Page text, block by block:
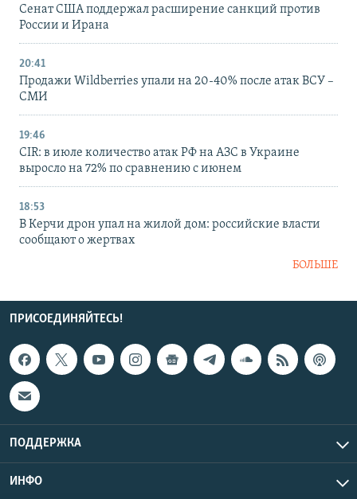
Сенат США поддержал расширение санкций против
России и Ирана
20:41
Продажи Wildberries упали на 20-40% после атак ВСУ –
СМИ
19:46
CIR: в июле количество атак РФ на АЗС в Украине
выросло на 72% по сравнению с июнем
18:53
В Керчи дрон упал на жилой дом: российские власти
сообщают о жертвах
БОЛЬШЕ
ПРИСОЕДИНЯЙТЕСЬ!
ПОДДЕРЖКА
ИНФО